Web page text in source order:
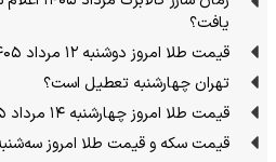
یافت؟
قیمت طلا امروز دوشنبه ۱۲ مرداد ۱۴۰۵ / طلای ۱۸ عیار چند شد؟
تهران چهارشنبه تعطیل است؟
قیمت طلا امروز چهارشنبه ۱۴ مرداد ۱۴۰۵ / طلای ۱۸ عیار امروز چند؟
قیمت سکه و قیمت طلا امروز سه‌شنبه ۱۳ مرداد ۱۴۰۵ +